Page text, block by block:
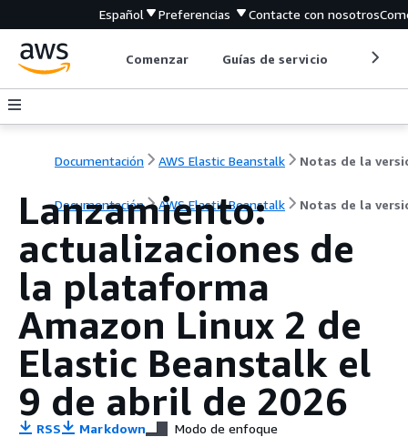
Español Preferencias Contacte con nosotros
Comenzar Guías de servicio
Documentación AWS Elastic Beanstalk Notas de la
Documentación AWS Elastic Beanstalk Notas de la
Lanzamiento:
actualizaciones de
la plataforma
Amazon Linux 2 de
Elastic Beanstalk el
9 de abril de 2026
RSS Markdown Modo de enfoque